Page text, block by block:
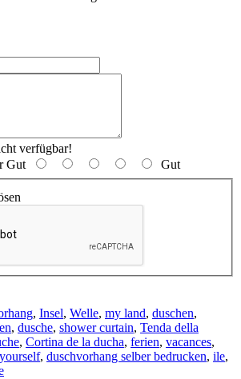
verfügbar!
Gut
Gut
, Insel, Welle, my land, duschen,
, dusche, shower curtain, Tenda della
, Cortina de la ducha, ferien, vacances,
, duschvorhang selber bedrucken, ile,